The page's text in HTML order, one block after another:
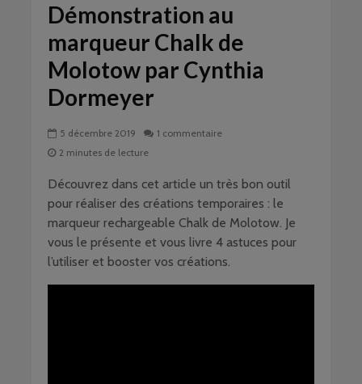
Démonstration au
marqueur Chalk de
Molotow par Cynthia
Dormeyer
5 décembre 2019
1 commentaire
2 minutes de lecture
Découvrez dans cet article un très bon outil
pour réaliser des créations temporaires : le
marqueur rechargeable Chalk de Molotow. Je
vous le présente et vous livre 4 astuces pour
l’utiliser et booster vos créations.